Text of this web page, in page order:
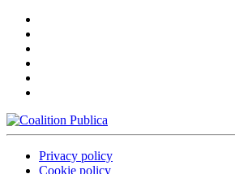
Privacy policy
Cookie policy